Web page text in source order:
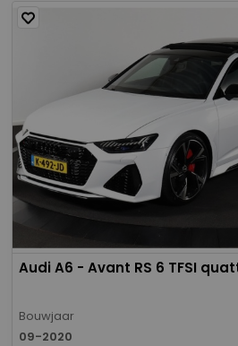
Audi A6 - Avant RS 6 TFSI
Bouwjaar
09-2020